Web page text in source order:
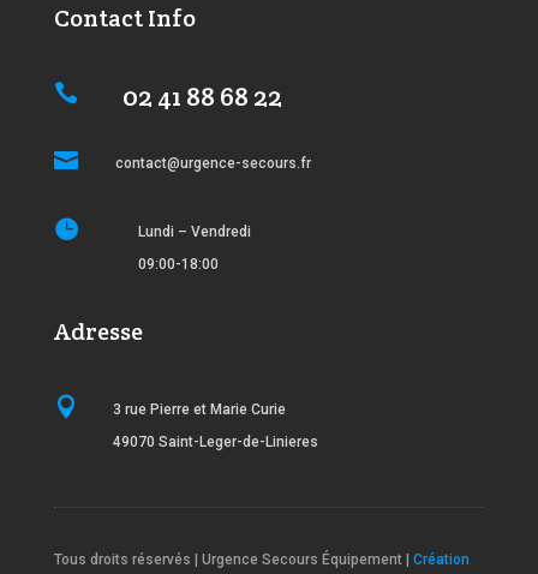
Contact Info
 02 41 88 68 22
 contact@urgence-secours.fr

Lundi – Vendredi
09:00-18:00
Adresse

3 rue Pierre et Marie Curie
49070 Saint-Leger-de-Linieres
Tous droits réservés | Urgence Secours Équipement | Création